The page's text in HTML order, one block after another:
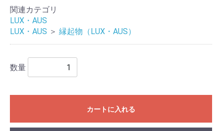
関連カテゴリ
LUX・AUS
LUX・AUS ＞ 縁起物（LUX・AUS）
数量
カートに入れる